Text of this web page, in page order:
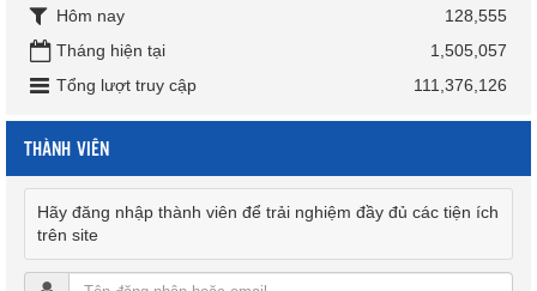
Hôm nay
128,555
Tháng hiện tại
1,505,057
Tổng lượt truy cập
111,376,126
THÀNH VIÊN
Hãy đăng nhập thành viên để trải nghiệm đầy đủ các tiện ích
trên site